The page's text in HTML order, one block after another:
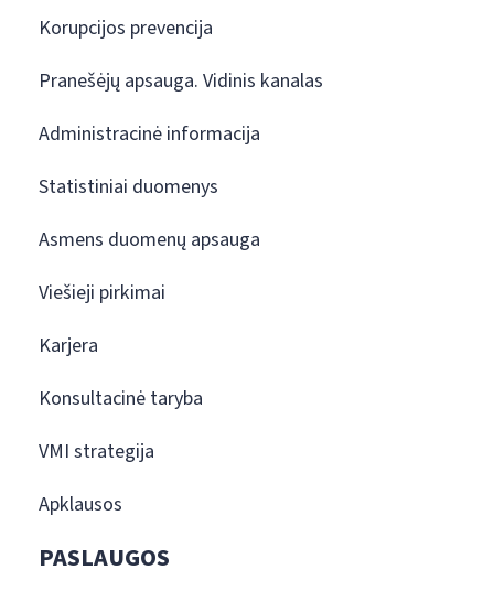
Korupcijos prevencija
Pranešėjų apsauga. Vidinis kanalas
Administracinė informacija
Statistiniai duomenys
Asmens duomenų apsauga
Viešieji pirkimai
Karjera
Konsultacinė taryba
VMI strategija
Apklausos
PASLAUGOS